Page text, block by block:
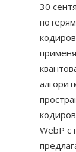
30
WebP с